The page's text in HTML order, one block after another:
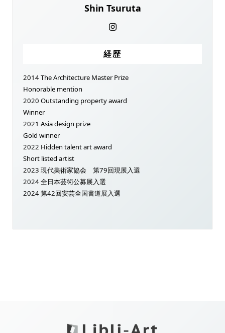
Shin Tsuruta
経歴
2014 The Architecture Master Prize
Honorable mention
2020 Outstanding property award
Winner
2021 Asia design prize
Gold winner
2022 Hidden talent art award
Short listed artist
2023 現代美術家協会 第79回現展入選
2024 全日本芸術公募展入選
2024 第42回安芸全国書道展入選